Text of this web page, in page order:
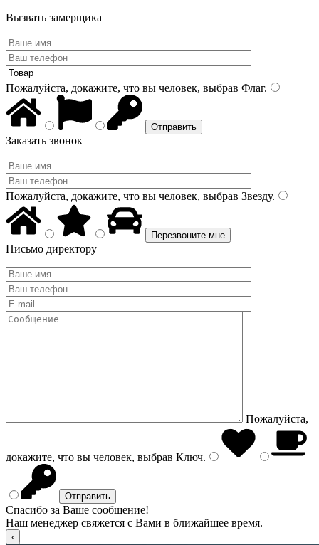
Вызвать замерщика
Пожалуйста, докажите, что вы человек, выбрав Флаг.
Заказать звонок
Пожалуйста, докажите, что вы человек, выбрав Звезду.
Письмо директору
Пожалуйста,
докажите, что вы человек, выбрав Ключ.
Спасибо за Ваше сообщение!
Наш менеджер свяжется с Вами в ближайшее время.